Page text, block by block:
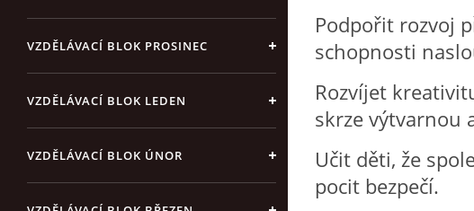
VZDĚLÁVACÍ BLOK PROSINEC
VZDĚLÁVACÍ BLOK LEDEN
VZDĚLÁVACÍ BLOK ÚNOR
Podpořit rozvoj
schopnosti
Rozvíjet
skrze výtvarnou
Učit děti, že
pocit bezpečí.